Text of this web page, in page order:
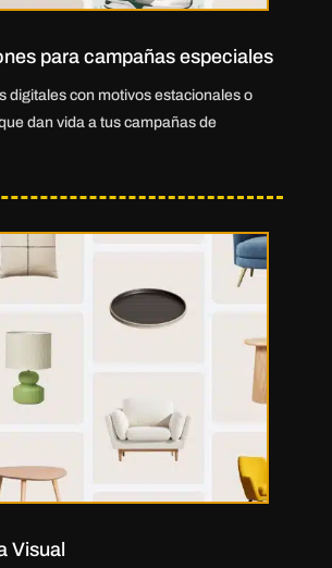
para campañas especiales
digitales con motivos estacionales o
dan vida a tus campañas de
Visual